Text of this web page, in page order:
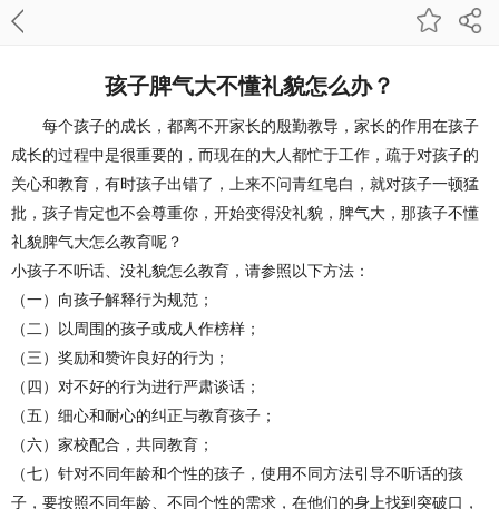
孩子脾气大不懂礼貌怎么办？
每个孩子的成长，都离不开家长的殷勤教导，家长的作用在孩子
成长的过程中是很重要的，而现在的大人都忙于工作，疏于对孩子的
关心和教育，有时孩子出错了，上来不问青红皂白，就对孩子一顿猛
批，孩子肯定也不会尊重你，开始变得没礼貌，脾气大，那孩子不懂
礼貌脾气大怎么教育呢？
小孩子不听话、没礼貌怎么教育，请参照以下方法：
（一）向孩子解释行为规范；
（二）以周围的孩子或成人作榜样；
（三）奖励和赞许良好的行为；
（四）对不好的行为进行严肃谈话；
（五）细心和耐心的纠正与教育孩子；
（六）家校配合，共同教育；
（七）针对不同年龄和个性的孩子，使用不同方法引导不听话的孩
子，要按照不同年龄、不同个性的需求，在他们的身上找到突破口，